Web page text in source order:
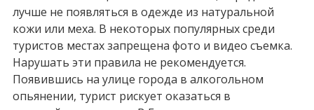
лучше не появляться в одежде из натуральной
кожи или меха. В некоторых популярных среди
туристов местах запрещена фото и видео съемка.
Нарушать эти правила не рекомендуется.
Появившись на улице города в алкогольном
опьянении, турист рискует оказаться в